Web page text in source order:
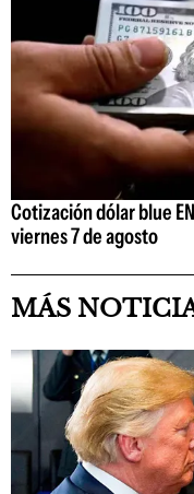
Cotización dólar blue
viernes 7 de agosto
MÁS